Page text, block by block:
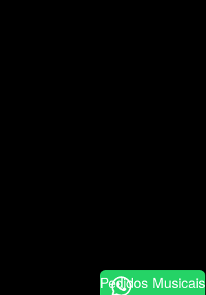
Pedidos Musicais